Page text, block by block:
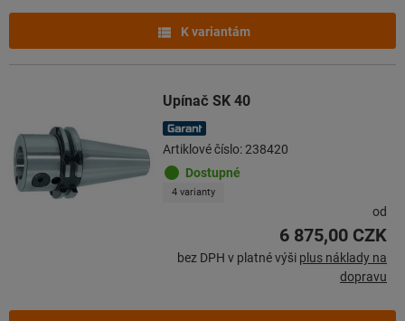
K variantám
Upínač SK 40
Artiklové číslo: 238420
Dostupné
4 varianty
od
6 875,00 CZK
bez DPH v platné výši plus náklady na
dopravu